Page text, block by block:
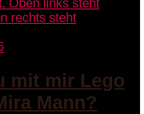
mit mir Lego
Mann?